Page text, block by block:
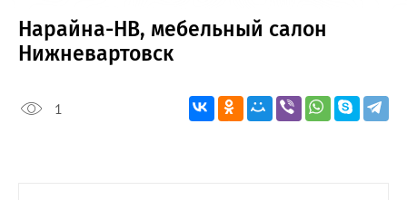
Нарайна-НВ, мебельный салон
Нижневартовск
1